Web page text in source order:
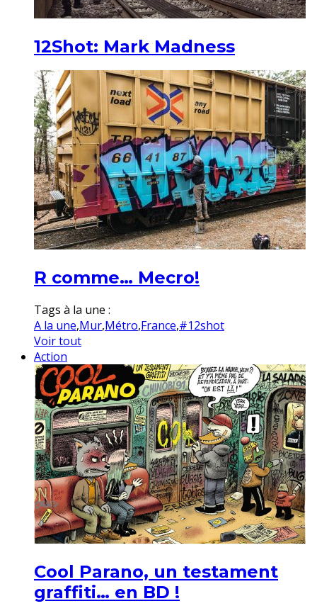
12Shot: Mark Madness
R comme… Mecro!
Tags à la une :
A la une,Mur,Métro,France,#12shot
Voir tout
Action
Cool Parano, un testament
graffiti… en BD !